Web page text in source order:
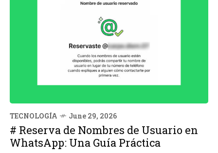
TECNOLOGÍA June 29, 2026
# Reserva de Nombres de Usuario en
WhatsApp: Una Guía Práctica